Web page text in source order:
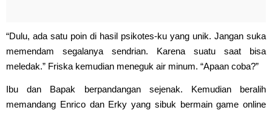
“Dulu, ada satu poin di hasil psikotes-ku yang unik. Jangan suka
memendam segalanya sendrian. Karena suatu saat bisa
meledak.” Friska kemudian meneguk air minum. “Apaan coba?”
Ibu dan Bapak berpandangan sejenak. Kemudian beralih
memandang Enrico dan Erky yang sibuk bermain game online